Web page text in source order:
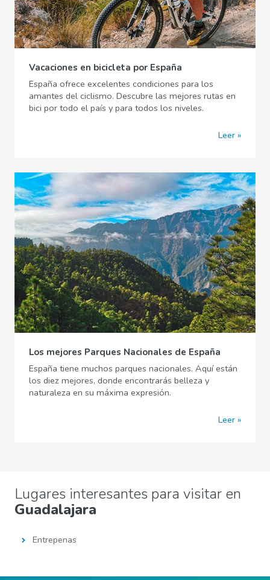
Vacaciones en bicicleta por España
España ofrece excelentes condiciones para los
amantes del ciclismo. Descubre las mejores rutas en
bici por todo el país y para todos los niveles.
Leer
Los mejores Parques Nacionales de España
España tiene muchos parques nacionales. Aquí están
los diez mejores, donde encontrarás belleza y
naturaleza en su máxima expresión.
Leer
Lugares interesantes para visitar en
Guadalajara
Entrepenas